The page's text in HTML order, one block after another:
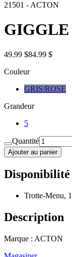
21501 - ACTON
GIGGLE
49.99 $84.99 $
Couleur
GRIS/ROSE
Grandeur
5
Quantité
Ajouter au panier
Disponibilité
Trotte-Menu,
Description
Marque : ACTON